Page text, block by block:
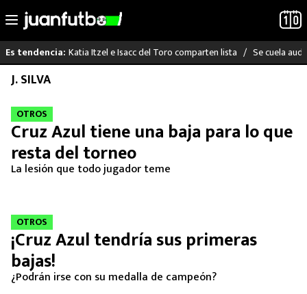
Saltar
contenido
Es tendencia: Katia Itzel e Isacc del Toro comparten lista Se cuela
LO ÚLTIMO
LIGA MX
RAYADOS
ATLANTE
SELECCIÓN MEXICANA
FUTBOL INTERNACIONAL
J. SILVA
OTROS
Cruz Azul tiene una baja para lo que
resta del torneo
La lesión que todo jugador teme
OTROS
¡Cruz Azul tendría sus primeras
bajas!
¿Podrán irse con su medalla de campeón?